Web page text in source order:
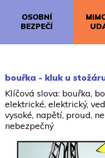
OSOBNÍ
BEZPEČÍ
bouřka - kluk u
Klíčová slova: bouřka,
elektrické, elektrický,
vysoké, napětí, proud,
nebezpečný